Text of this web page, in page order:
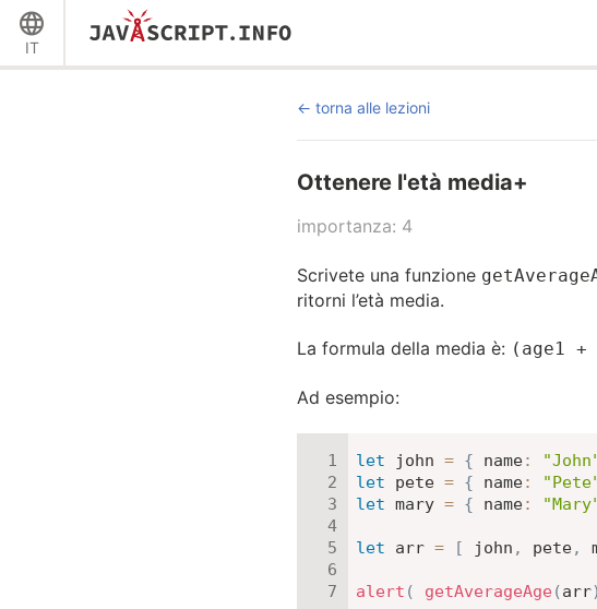
IT
torna alle lezioni
Ottenere l'età media+
importanza: 4
Scrivete una funzione
ritorni l’età media.
La formula della media è: (age1
Ad esempio:
let john = { name:
let pete = { name:
let mary = { name:
let arr = [ john , pete,
alert ( getAverageAge (arr)